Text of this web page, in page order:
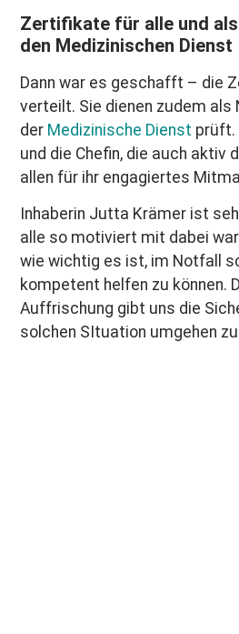
Zertifikate für alle und
den Medizinischen Dienst
Dann war es geschafft – die
verteilt. Sie dienen zudem als
der Medizinische Dienst prüft.
und die Chefin, die auch aktiv
allen für ihr engagiertes
Inhaberin Jutta Krämer ist
alle so motiviert mit dabei
wie wichtig es ist, im Notfall
kompetent helfen zu können.
Auffrischung gibt uns die
solchen SItuation umgehen zu